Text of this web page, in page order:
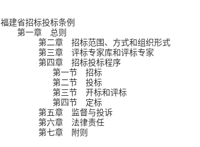
福建省招标投标条例
第一章 总则
第二章 招标范围、方式和组织形式
第三章 评标专家库和评标专家
第四章 招标投标程序
第一节 招标
第二节 投标
第三节 开标和评标
第四节 定标
第五章 监督与投诉
第六章 法律责任
第七章 附则